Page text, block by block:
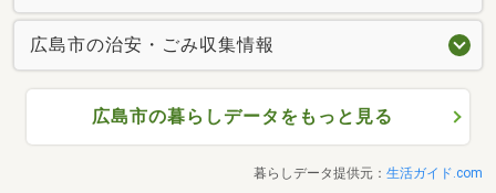
広島市の治安・ごみ収集情報
広島市の暮らしデータをもっと見る
暮らしデータ提供元： 生活ガイド.com